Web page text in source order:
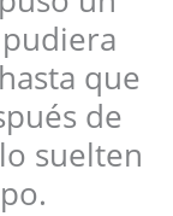
que
de
suelten